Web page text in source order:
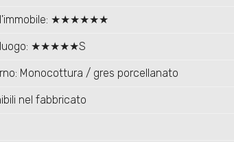
★★★★★★
luogo: ★★★★★S
Monocottura / gres porcellanato
nel fabbricato